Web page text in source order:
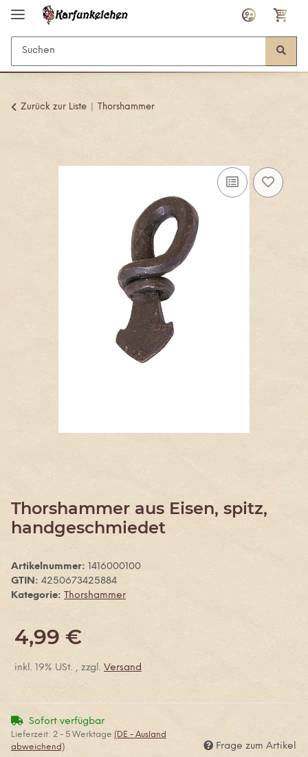
Zurück zur Liste Thorshammer
Thorshammer aus Eisen, spitz,
handgeschmiedet
Artikelnummer:
1416000100
GTIN: 4250673425884
Kategorie:
Thorshammer
4,99 €
inkl. 19% USt. , zzgl. Versand
Sofort verfügbar
Lieferzeit: 2 - 5 Werktage (DE - Ausland
abweichend)
Frage zum Artikel